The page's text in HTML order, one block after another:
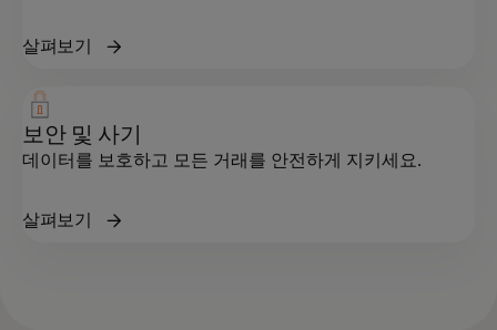
살펴보기
보안 및 사기
데이터를 보호하고 모든 거래를 안전하게 지키세요.
살펴보기